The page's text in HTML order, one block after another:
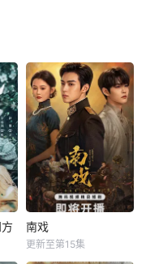
南戏
更新至第15集